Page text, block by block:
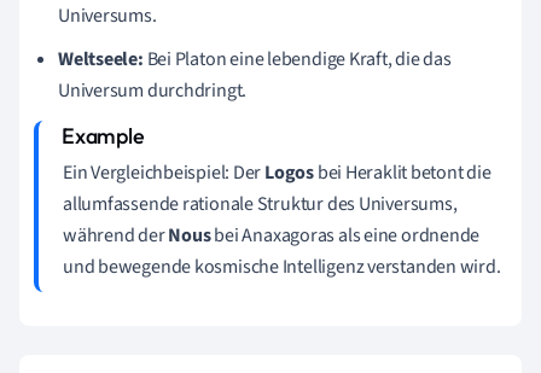
Universums.
Weltseele: Bei Platon eine lebendige Kraft, die das
Universum durchdringt.
Ein Vergleichbeispiel: DerLogosbei Heraklit betont die
allumfassende rationale Struktur des Universums,
während derNousbei Anaxagoras als eine ordnende
und bewegende kosmische Intelligenz verstanden wird.